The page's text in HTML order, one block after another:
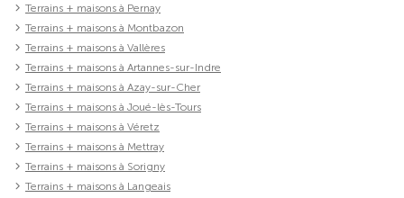
Terrains + maisons à Pernay
Terrains + maisons à Montbazon
Terrains + maisons à Vallères
Terrains + maisons à Artannes-sur-Indre
Terrains + maisons à Azay-sur-Cher
Terrains + maisons à Joué-lès-Tours
Terrains + maisons à Véretz
Terrains + maisons à Mettray
Terrains + maisons à Sorigny
Terrains + maisons à Langeais